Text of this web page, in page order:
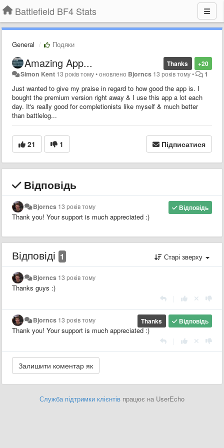
Battlefield BF4 Stats
General Подяки
+20
Thanks
Amazing App...
Simon Kent 13 років тому•оновлено Bjorncs 13 років тому• 1
Just wanted to give my praise in regard to how good the app is. I
bought the premium version right away & I use this app a lot each
day. It's really good for completionists like myself & much better
than battlelog...
21 1 Підписатися
Відповідь
Відповідь
Bjorncs 13 років тому
Thank you! Your support is much appreciated :)
Відповіді 1 Старі зверху
Bjorncs 13 років тому
Thanks guys :)
Відповідь
Thanks
Bjorncs 13 років тому
Thank you! Your support is much appreciated :)
Служба підтримки клієнтів працює на UserEcho